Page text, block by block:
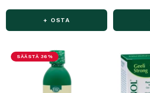
+ OSTA
SÄÄSTÄ 36%